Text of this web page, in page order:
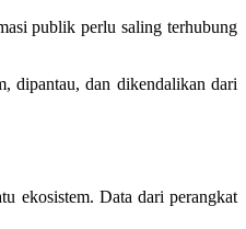
publik perlu saling terhubung
dipantau, dan dikendalikan dari
ekosistem. Data dari perangkat